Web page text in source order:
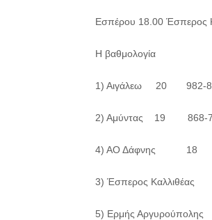
Εσπέρου 18.00 Έσπερος
Η βαθμολογία
1) Αιγάλεω 20
2) Αμύντας 19
4) ΑΟ Δάφνης
3) Έσπερος
5) Ερμής